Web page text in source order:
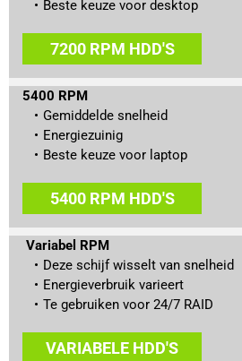
Beste keuze voor desktop
7200 RPM HDD'S
5400 RPM
Gemiddelde snelheid
Energiezuinig
Beste keuze voor laptop
5400 RPM HDD'S
Variabel RPM
Deze schijf wisselt van snelheid
Energieverbruik varieert
Te gebruiken voor 24/7 RAID
VARIABELE HDD'S